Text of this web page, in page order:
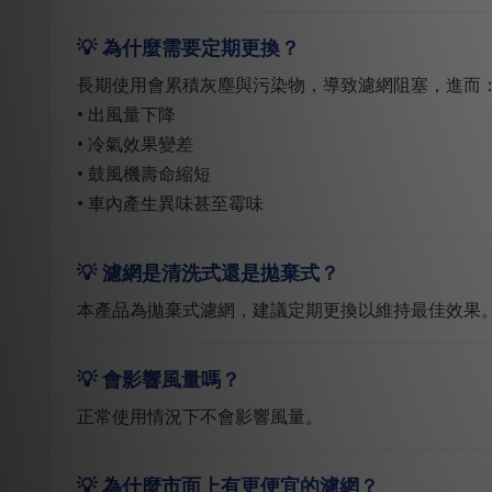
💡 為什麼需要定期更換？
長期使用會累積灰塵與污染物，導致濾網阻塞，進而
• 出風量下降
• 冷氣效果變差
• 鼓風機壽命縮短
• 車內產生異味甚至霉味
💡 濾網是清洗式還是拋棄式？
本產品為拋棄式濾網，建議定期更換以維持最佳效果
💡 會影響風量嗎？
正常使用情況下不會影響風量。
💡 為什麼市面上有更便宜的濾網？